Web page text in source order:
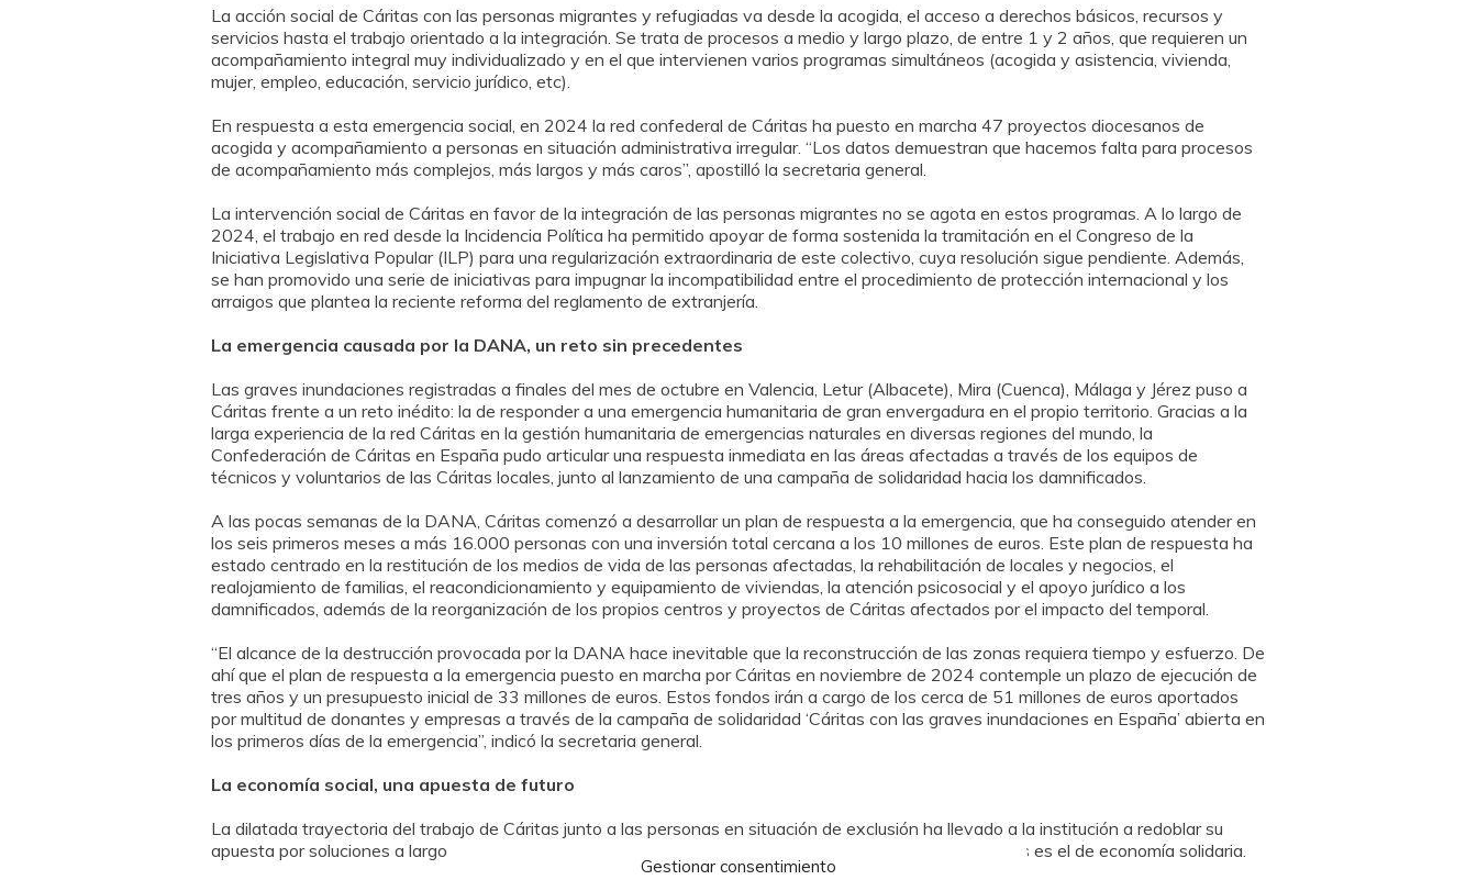
Gestionar consentimiento
La acción social de Cáritas con las personas migrantes y refugiadas va desde la acogida, el acceso a derechos básicos, recursos y
servicios hasta el trabajo orientado a la integración. Se trata de procesos a medio y largo plazo, de entre 1 y 2 años, que requieren un
acompañamiento integral muy individualizado y en el que intervienen varios programas simultáneos (acogida y asistencia, vivienda,
mujer, empleo, educación, servicio jurídico, etc).
En respuesta a esta emergencia social, en 2024 la red confederal de Cáritas ha puesto en marcha 47 proyectos diocesanos de
acogida y acompañamiento a personas en situación administrativa irregular. “Los datos demuestran que hacemos falta para procesos
de acompañamiento más complejos, más largos y más caros”, apostilló la secretaria general.
La intervención social de Cáritas en favor de la integración de las personas migrantes no se agota en estos programas. A lo largo de
2024, el trabajo en red desde la Incidencia Política ha permitido apoyar de forma sostenida la tramitación en el Congreso de la
Iniciativa Legislativa Popular (ILP) para una regularización extraordinaria de este colectivo, cuya resolución sigue pendiente. Además,
se han promovido una serie de iniciativas para impugnar la incompatibilidad entre el procedimiento de protección internacional y los
arraigos que plantea la reciente reforma del reglamento de extranjería.
La emergencia causada por la DANA, un reto sin precedentes
Las graves inundaciones registradas a finales del mes de octubre en Valencia, Letur (Albacete), Mira (Cuenca), Málaga y Jérez puso a
Cáritas frente a un reto inédito: la de responder a una emergencia humanitaria de gran envergadura en el propio territorio. Gracias a la
larga experiencia de la red Cáritas en la gestión humanitaria de emergencias naturales en diversas regiones del mundo, la
Confederación de Cáritas en España pudo articular una respuesta inmediata en las áreas afectadas a través de los equipos de
técnicos y voluntarios de las Cáritas locales, junto al lanzamiento de una campaña de solidaridad hacia los damnificados.
A las pocas semanas de la DANA, Cáritas comenzó a desarrollar un plan de respuesta a la emergencia, que ha conseguido atender en
los seis primeros meses a más 16.000 personas con una inversión total cercana a los 10 millones de euros. Este plan de respuesta ha
estado centrado en la restitución de los medios de vida de las personas afectadas, la rehabilitación de locales y negocios, el
realojamiento de familias, el reacondicionamiento y equipamiento de viviendas, la atención psicosocial y el apoyo jurídico a los
damnificados, además de la reorganización de los propios centros y proyectos de Cáritas afectados por el impacto del temporal.
“El alcance de la destrucción provocada por la DANA hace inevitable que la reconstrucción de las zonas requiera tiempo y esfuerzo. De
ahí que el plan de respuesta a la emergencia puesto en marcha por Cáritas en noviembre de 2024 contemple un plazo de ejecución de
tres años y un presupuesto inicial de 33 millones de euros. Estos fondos irán a cargo de los cerca de 51 millones de euros aportados
por multitud de donantes y empresas a través de la campaña de solidaridad ‘Cáritas con las graves inundaciones en España’ abierta en
los primeros días de la emergencia”, indicó la secretaria general.
La economía social, una apuesta de futuro
La dilatada trayectoria del trabajo de Cáritas junto a las personas en situación de exclusión ha llevado a la institución a redoblar su
apuesta por soluciones a largo plazo. Por ello, el programa que aglutina la mayor concentración de fondos es el de economía solidaria.